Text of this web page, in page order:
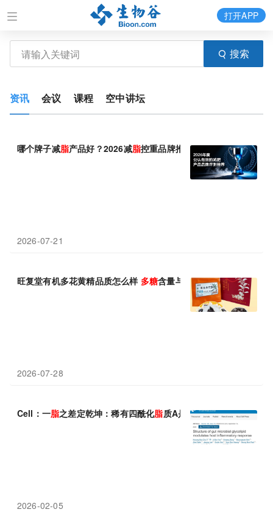
搜索
打开APP
资讯 会议 课程 空中讲坛
哪个牌子减脂产品好？2026减脂控重品牌推荐，长效调节代谢助
2026-07-21
旺复堂有机多花黄精品质怎么样 多糖含量与溯源资质解析
2026-07-28
Cell：一脂之差定乾坤：稀有四酰化脂质A是诱导调节性T细胞、
2026-02-05